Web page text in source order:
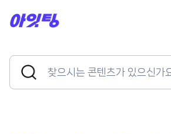
Search
Search
Button